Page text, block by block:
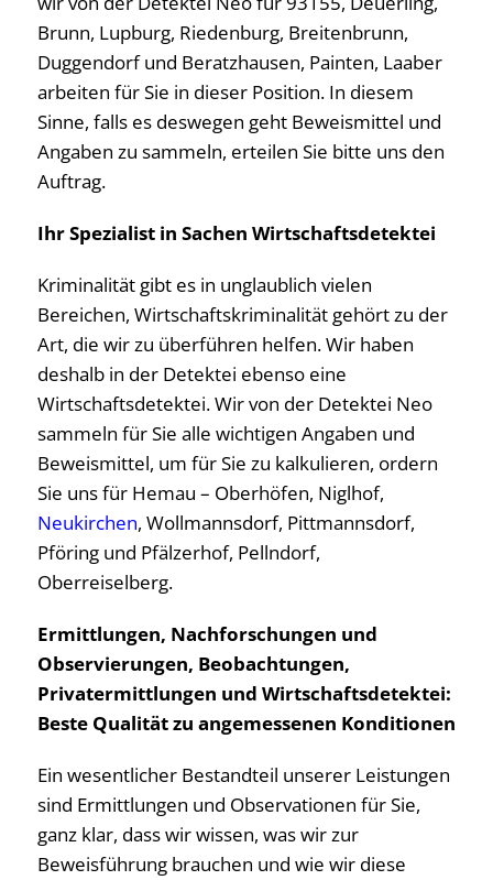
Brunn, Lupburg, Riedenburg, Breitenbrunn,
Duggendorf und Beratzhausen, Painten, Laaber
arbeiten für Sie in dieser Position. In diesem
Sinne, falls es deswegen geht Beweismittel und
Angaben zu sammeln, erteilen Sie bitte uns den
Auftrag.
Ihr Spezialist in Sachen Wirtschaftsdetektei
Kriminalität gibt es in unglaublich vielen
Bereichen, Wirtschaftskriminalität gehört zu der
Art, die wir zu überführen helfen. Wir haben
deshalb in der Detektei ebenso eine
Wirtschaftsdetektei. Wir von der Detektei Neo
sammeln für Sie alle wichtigen Angaben und
Beweismittel, um für Sie zu kalkulieren, ordern
Sie uns für Hemau – Oberhöfen, Niglhof,
Neukirchen, Wollmannsdorf, Pittmannsdorf,
Pföring und Pfälzerhof, Pellndorf,
Oberreiselberg.
Ermittlungen, Nachforschungen und
Observierungen, Beobachtungen,
Privatermittlungen und Wirtschaftsdetektei:
Beste Qualität zu angemessenen Konditionen
Ein wesentlicher Bestandteil unserer Leistungen
sind Ermittlungen und Observationen für Sie,
ganz klar, dass wir wissen, was wir zur
Beweisführung brauchen und wie wir diese